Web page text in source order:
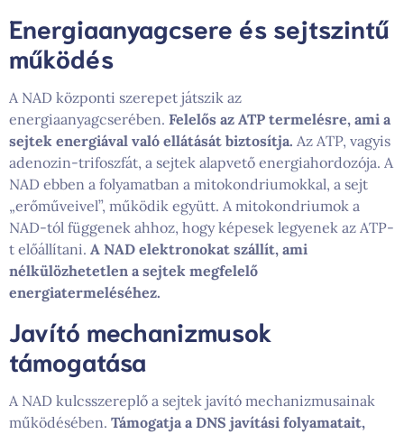
Energiaanyagcsere és sejtszintű
működés
A NAD központi szerepet játszik az
energiaanyagcserében. Felelős az ATP termelésre, ami a
sejtek energiával való ellátását biztosítja. Az ATP, vagyis
adenozin-trifoszfát, a sejtek alapvető energiahordozója. A
NAD ebben a folyamatban a mitokondriumokkal, a sejt
„erőműveivel”, működik együtt. A mitokondriumok a
NAD-tól függenek ahhoz, hogy képesek legyenek az ATP-
t előállítani. A NAD elektronokat szállít, ami
nélkülözhetetlen a sejtek megfelelő
energiatermeléséhez.
Javító mechanizmusok
támogatása
A NAD kulcsszereplő a sejtek javító mechanizmusainak
működésében. Támogatja a DNS javítási folyamatait,